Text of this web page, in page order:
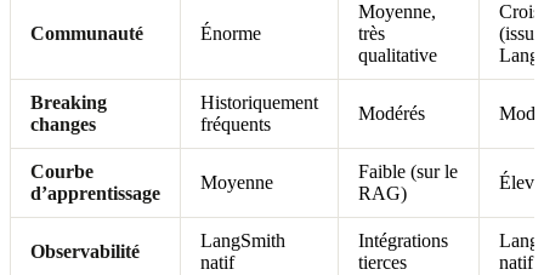
Communauté Énorme
Moyenne,
très
qualitative
Breaking
changes
Historiquement
fréquents
Modérés
Courbe
d’apprentissage
Moyenne
Faible (sur le
RAG)
Observabilité
LangSmith
natif
Intégrations
tierces
natif